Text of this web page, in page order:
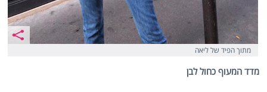
מתוך הפיד של ליאה
מדד המעוף כחול לבן